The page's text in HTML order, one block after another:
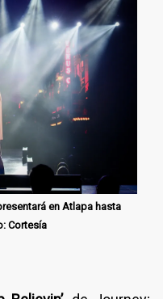
en Atlapa hasta
Cortesía